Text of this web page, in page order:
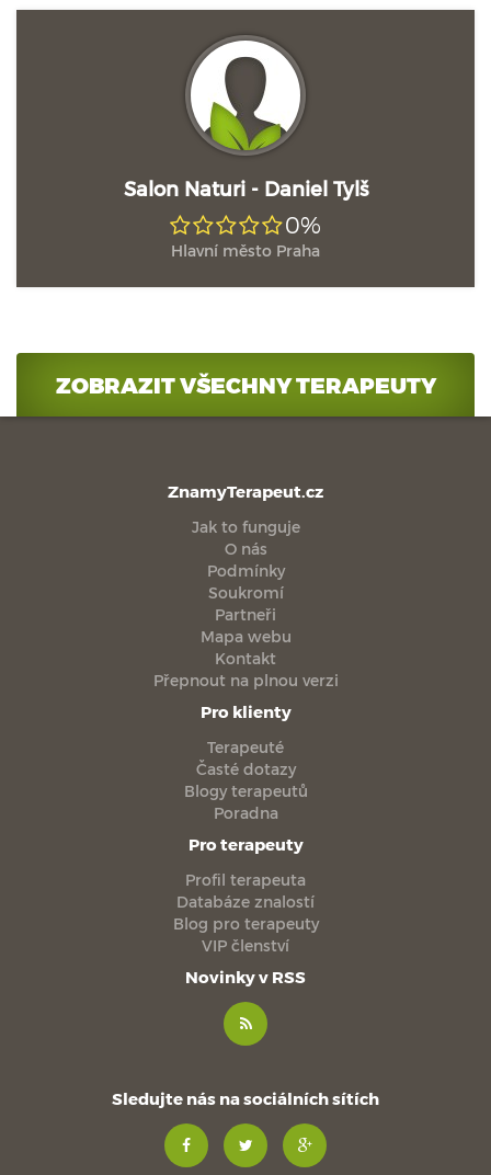
Salon Naturi - Daniel Tylš
0%
Hlavní město Praha
ZOBRAZIT VŠECHNY TERAPEUTY
ZnamyTerapeut.cz
Jak to funguje
O nás
Podmínky
Soukromí
Partneři
Mapa webu
Kontakt
Přepnout na plnou verzi
Pro klienty
Terapeuté
Časté dotazy
Blogy terapeutů
Poradna
Pro terapeuty
Profil terapeuta
Databáze znalostí
Blog pro terapeuty
VIP členství
Novinky v RSS
Sledujte nás na sociálních sítích